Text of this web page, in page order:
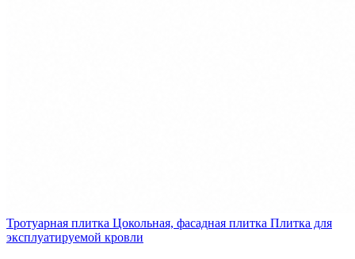
Тротуарная плитка Цокольная, фасадная плитка Плитка для
эксплуатируемой кровли